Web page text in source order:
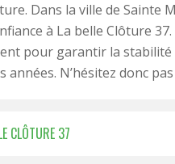
Dans la ville de Sainte
à La belle Clôture
pour garantir la
N’hésitez donc
CLÔTURE 37